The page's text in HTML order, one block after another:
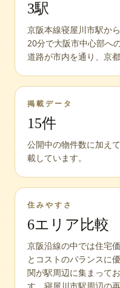
3駅
京阪本線寝屋川市駅か
20分で大阪市中心部へ
道路が市内を通り、京
掲載データ
15件
公開中の物件数に加えて
載しています。
住みやすさ
6エリア比較
京阪沿線の中では住宅
とコストのバランスに
関が駅周辺に集まって